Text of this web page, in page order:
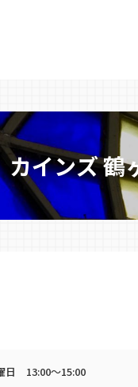
インズ 鶴
日 13:00～15:00